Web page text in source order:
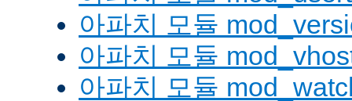
아파치 모듈
아파치 모듈
아파치 모듈